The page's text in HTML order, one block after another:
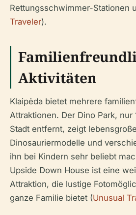
Rettungsschwimmer-Stationen
Traveler).
Aktivitäten
Klaipėda bietet mehrere
Attraktionen. Der Dino Park, nur
Stadt entfernt, zeigt lebensgroße
Dinosauriermodelle und
ihn bei Kindern sehr beliebt
Upside Down House ist eine
Attraktion, die lustige
ganze Familie bietet (Unusual